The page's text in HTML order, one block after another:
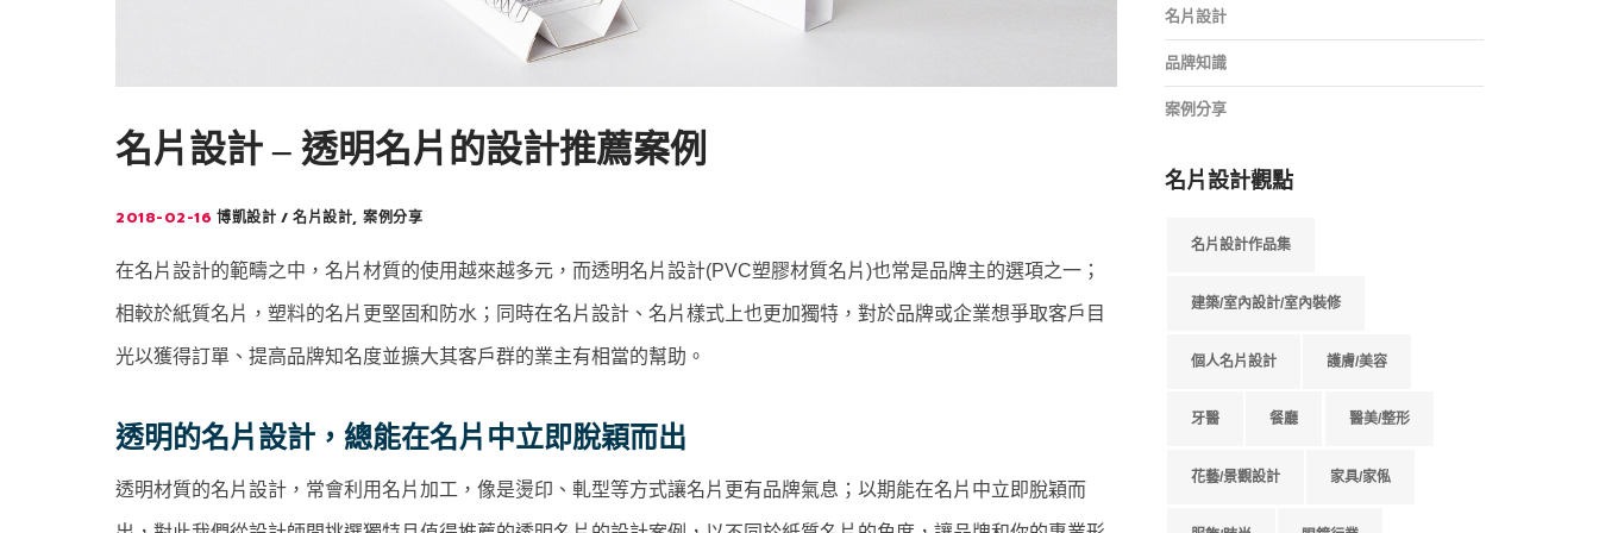
名片設計 – 透明名片的設計推薦案例
2018-02-16 博凱設計 名片設計,案例分享
在名片設計的範疇之中，名片材質的使用越來越多元，而透明名片設計(PVC塑膠材質名片)也常是品牌主的選項之一；
相較於紙質名片，塑料的名片更堅固和防水；同時在名片設計、名片樣式上也更加獨特，對於品牌或企業想爭取客戶目
光以獲得訂單、提高品牌知名度並擴大其客戶群的業主有相當的幫助。
透明的名片設計，總能在名片中立即脫穎而出
透明材質的名片設計，常會利用名片加工，像是燙印、軋型等方式讓名片更有品牌氣息；以期能在名片中立即脫穎而
名片設計
品牌知識
案例分享
名片設計觀點
名片設計作品集
建築/室內設計/室內裝修
個人名片設計 護膚/美容
牙醫 餐廳 醫美/整形
花藝/景觀設計 家具/家俬